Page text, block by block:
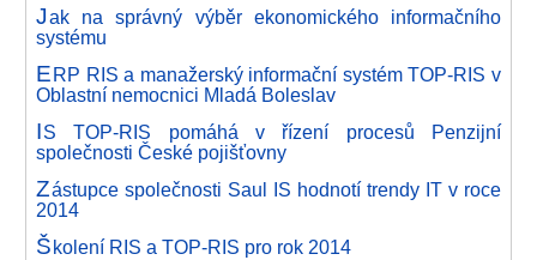
Jak na správný výběr ekonomického informačního
systému
ERP RIS a manažerský informační systém TOP-RIS v
Oblastní nemocnici Mladá Boleslav
IS TOP-RIS pomáhá v řízení procesů Penzijní
společnosti České pojišťovny
Zástupce společnosti Saul IS hodnotí trendy IT v roce
2014
Školení RIS a TOP-RIS pro rok 2014